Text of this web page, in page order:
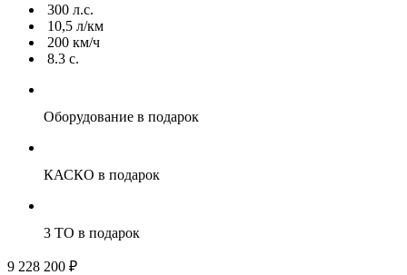
300 л.с.
10,5 л/км
200 км/ч
8.3 c.
Оборудование в подарок
КАСКО в подарок
3 ТО в подарок
9 228 200 ₽